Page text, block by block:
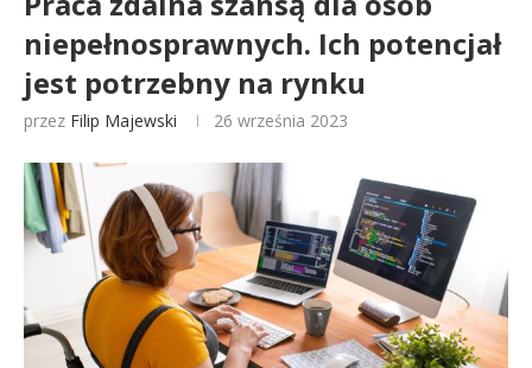
niepełnosprawnych. Ich potencjał
jest potrzebny na rynku
przez Filip Majewski 26 września 2023